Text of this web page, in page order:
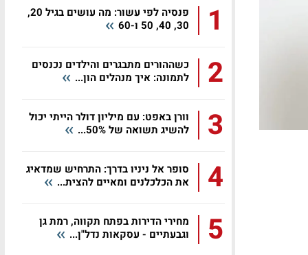
1
פנסיה לפי עשור: מה עושים בגיל 20,
30, 40, 50 ו-60
2
כשההורים מתבגרים והילדים נכנסים
לתמונה: איך מנהלים הון...
3
וורן באפט: עם מיליון דולר הייתי יכול
להשיג תשואה של 50%...
4
סופר אל ניניו בדרך: התרחיש שמדאיג
את הכלכלנים ומאיים להצית...
5
מחירי הדירות בפתח תקווה, רמת גן
וגבעתיים - עסקאות נדל"ן...